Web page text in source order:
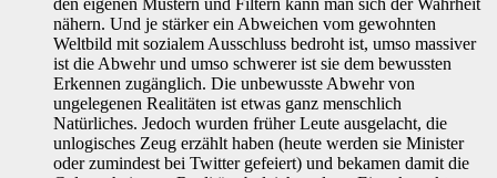
den eigenen Mustern und Filtern kann man sich der Wahrheit
nähern. Und je stärker ein Abweichen vom gewohnten
Weltbild mit sozialem Ausschluss bedroht ist, umso massiver
ist die Abwehr und umso schwerer ist sie dem bewussten
Erkennen zugänglich. Die unbewusste Abwehr von
ungelegenen Realitäten ist etwas ganz menschlich
Natürliches. Jedoch wurden früher Leute ausgelacht, die
unlogisches Zeug erzählt haben (heute werden sie Minister
oder zumindest bei Twitter gefeiert) und bekamen damit die